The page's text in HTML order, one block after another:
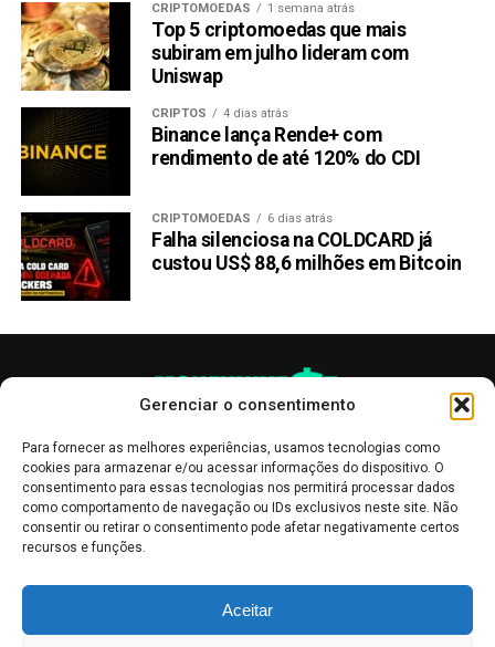
Gerenciar o consentimento
Para fornecer as melhores experiências, usamos tecnologias como
cookies para armazenar e/ou acessar informações do dispositivo. O
consentimento para essas tecnologias nos permitirá processar dados
como comportamento de navegação ou IDs exclusivos neste site. Não
consentir ou retirar o consentimento pode afetar negativamente certos
recursos e funções.
Aceitar
CRIPTOMOEDAS 1 semana atrás
Top 5 criptomoedas que mais
subiram em julho lideram com
Uniswap
CRIPTOS 4 dias atrás
Binance lança Rende+ com
rendimento de até 120% do CDI
CRIPTOMOEDAS 6 dias atrás
Falha silenciosa na COLDCARD já
custou US$ 88,6 milhões em Bitcoin
informativo, servindo como boletins de divulgação, e não devem ser
interpretadas como recomendações de investimento.Leia mais